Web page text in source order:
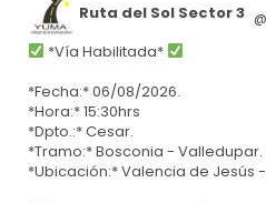
Ruta del Sol Sector 3
*Vía Habilitada*
*Fecha:* 06/08/2026.
*Hora:* 15:30hrs
*Dpto.:* Cesar.
*Tramo:* Bosconia - Valledupar.
*Ubicación:* Valencia de Jesús -